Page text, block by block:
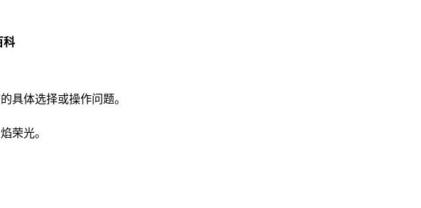
科
具体选择或操作问题。
荣光。